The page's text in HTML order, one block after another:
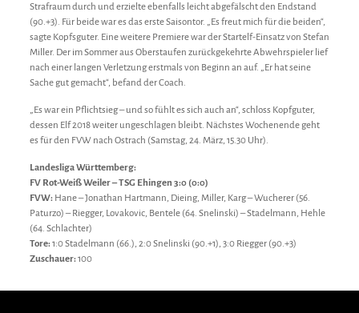
Strafraum durch und erzielte ebenfalls leicht abgefälscht den Endstand
(90.+3). Für beide war es das erste Saisontor. „Es freut mich für die beiden“,
sagte Kopfsguter. Eine weitere Premiere war der Startelf-Einsatz von Stefan
Miller. Der im Sommer aus Oberstaufen zurückgekehrte Abwehrspieler lief
nach einer langen Verletzung erstmals von Beginn an auf. „Er hat seine
Sache gut gemacht“, befand der Coach.
„Es war ein Pflichtsieg – und so fühlt es sich auch an“, schloss Kopfguter,
dessen Elf 2018 weiter ungeschlagen bleibt. Nächstes Wochenende geht
es für den FVW nach Ostrach (Samstag, 24. März, 15.30 Uhr).
Landesliga Württemberg:
FV Rot-Weiß Weiler – TSG Ehingen 3:0 (0:0)
FVW:Hane – Jonathan Hartmann, Dieing, Miller, Karg – Wucherer (56.
Paturzo) – Riegger, Lovakovic, Bentele (64. Snelinski) – Stadelmann, Hehle
(64. Schlachter)
Tore:1:0 Stadelmann (66.), 2:0 Snelinski (90.+1), 3:0 Riegger (90.+3)
Zuschauer:100